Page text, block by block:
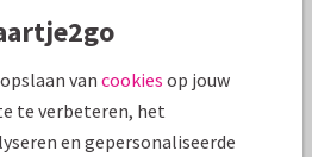
van cookies op jouw
te verbeteren, het
en gepersonaliseerde